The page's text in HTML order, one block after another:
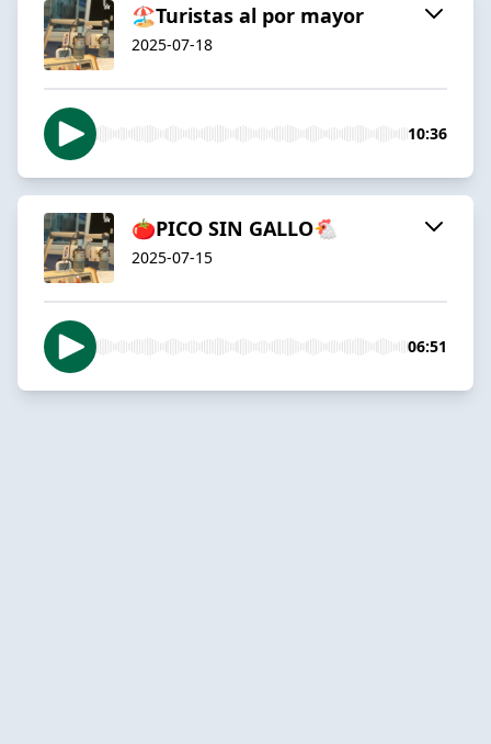
🏖️Turistas al por mayor
2025-07-18
10:36
🍅PICO SIN GALLO🐔
2025-07-15
06:51